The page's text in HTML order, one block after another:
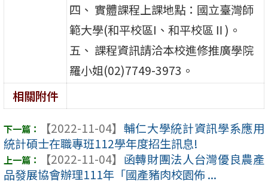
四、 實體課程上課地點：國立臺灣師
範大學(和平校區I、和平校區Ⅱ)。
五、 課程資訊請洽本校進修推廣學院
羅小姐(02)7749-3973。
相關附件
【2022-11-04】 輔仁大學統計資訊學系應用
統計碩士在職專班112學年度招生訊息!
【2022-11-04】 函轉財團法人台灣優良農產
品發展協會辦理111年「國產豬肉校園佈 ...